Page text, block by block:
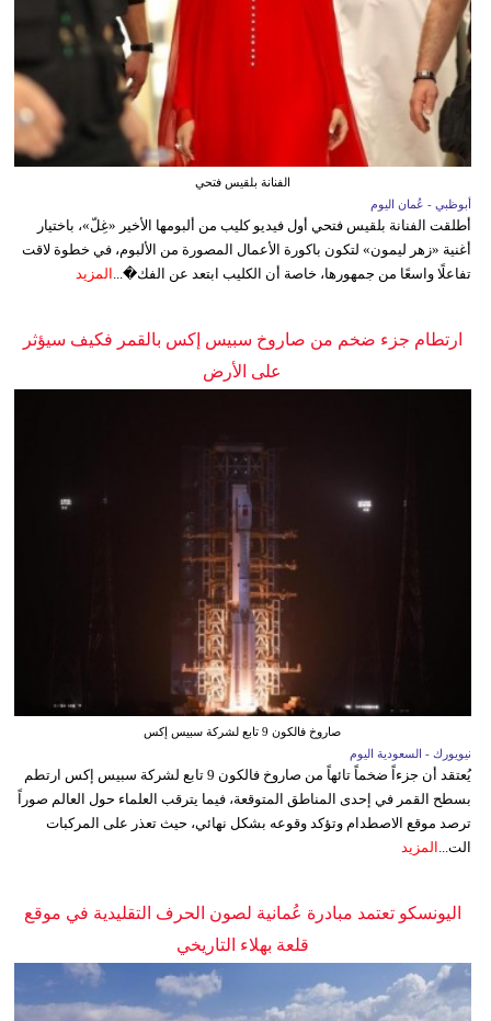
الفنانة بلقيس فتحي
أبوظبي - عُمان اليوم
أطلقت الفنانة بلقيس فتحي أول فيديو كليب من ألبومها الأخير «غِلّ»، باختيار
أغنية «زهر ليمون» لتكون باكورة الأعمال المصورة من الألبوم، في خطوة لاقت
تفاعلًا واسعًا من جمهورها، خاصة أن الكليب ابتعد عن الفك�...
المزيد
ارتطام جزء ضخم من صاروخ سبيس إكس بالقمر فكيف سيؤثر
على الأرض
صاروخ فالكون 9 تابع لشركة سبيس إكس
نيويورك - السعودية اليوم
يُعتقد أن جزءاً ضخماً تائهاً من صاروخ فالكون 9 تابع لشركة سبيس إكس ارتطم
بسطح القمر في إحدى المناطق المتوقعة، فيما يترقب العلماء حول العالم صوراً
ترصد موقع الاصطدام وتؤكد وقوعه بشكل نهائي، حيث تعذر على المركبات
الت... المزيد
اليونسكو تعتمد مبادرة عُمانية لصون الحرف التقليدية في موقع
قلعة بهلاء التاريخي